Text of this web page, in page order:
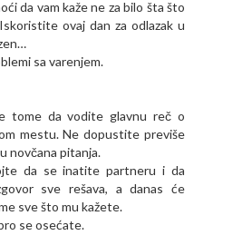
da vam kaže ne za bilo šta što
ovaj dan za odlazak u
sa varenjem.
tome da vodite glavnu reč o
mestu. Ne dopustite previše
novčana pitanja.
da se inatite partneru i da
sve rešava, a danas će
sve što mu kažete.
se osećate.